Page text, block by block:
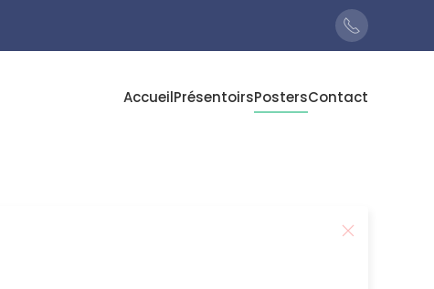
AccueilPrésentoirsPostersContact